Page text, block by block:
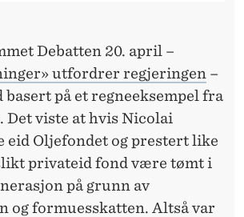
Debatten 20. april –
utfordrer regjeringen –
basert på et regneeksempel fra
Det viste at hvis Nicolai
eid Oljefondet og prestert like
privateid fond være tømt i
på grunn av
og formuesskatten. Altså var